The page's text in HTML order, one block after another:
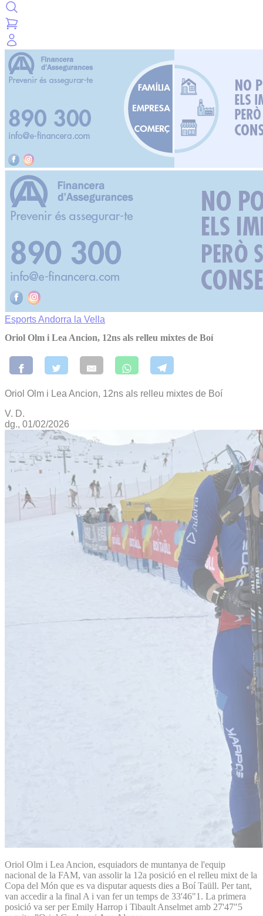
EsportsAndorra la Vella
Oriol Olm i Lea Ancion, 12ns als relleu mixtes de Boí
Oriol Olm i Lea Ancion, 12ns als relleu mixtes de Boí
V. D.
dg., 01/02/2026
Oriol Olm i Lea Ancion, esquiadors de muntanya de l'equip
nacional de la FAM, van assolir la 12a posició en el relleu mixt de la
Copa del Món que es va disputar aquests dies a Boí Taüll. Per tant,
van accedir a la final A i van fer un temps de 33'46"1. La primera
posició va ser per Emily Harrop i Tibault Anselmet amb 27'47"5